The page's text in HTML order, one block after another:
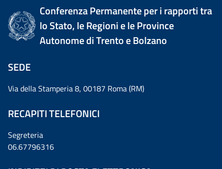
Conferenza Permanente per i rapporti tra
lo Stato, le Regioni e le Province
Autonome di Trento e Bolzano
SEDE
Via della Stamperia 8, 00187 Roma (RM)
RECAPITI TELEFONICI
Segreteria
06.67796316